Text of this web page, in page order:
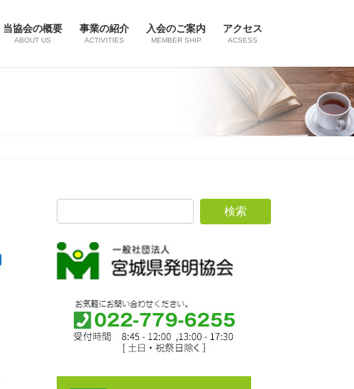
当協会の概要
ABOUT US
事業の紹介
ACTIVITIES
入会のご案内
MEMBER SHIP
アクセス
ACSESS